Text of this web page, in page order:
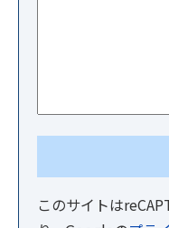
このサイトは